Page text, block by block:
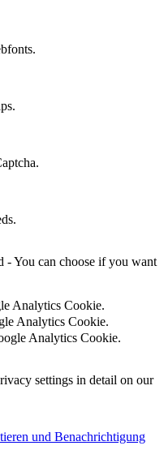
- You can choose if you want
Analytics Cookie.
Analytics Cookie.
Analytics Cookie.
settings in detail on our
und Benachrichtigung